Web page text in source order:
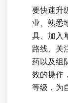
要快速升
业、熟悉
具、加入
路线、关
药以及组
效的操作
等级，为